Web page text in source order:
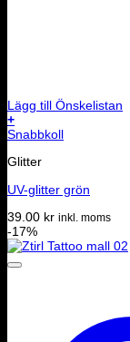
Lägg till Önskelistan
+
Snabbkoll
Glitter
UV-glitter grön
39.00 kr inkl. moms
-17%